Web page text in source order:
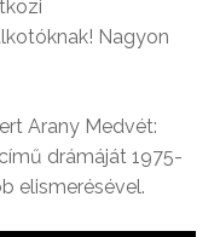
Nagyon
Arany Medvét:
drámáját 1975-
elismerésével.